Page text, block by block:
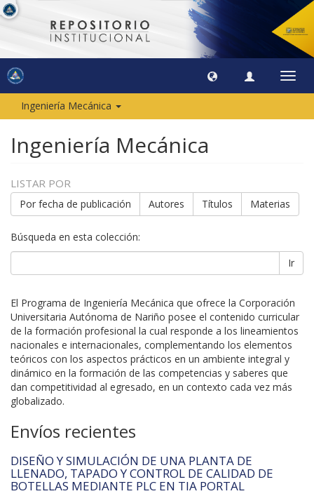
Ingeniería Mecánica
Ingeniería Mecánica
LISTAR POR
Por fecha de publicación Autores Títulos Materias
Búsqueda en esta colección:
Ir
El Programa de Ingeniería Mecánica que ofrece la Corporación
Universitaria Autónoma de Nariño posee el contenido curricular
de la formación profesional la cual responde a los lineamientos
nacionales e internacionales, complementando los elementos
teóricos con los aspectos prácticos en un ambiente integral y
dinámico en la formación de las competencias y saberes que
dan competitividad al egresado, en un contexto cada vez más
globalizado.
Envíos recientes
DISEÑO Y SIMULACIÓN DE UNA PLANTA DE
LLENADO, TAPADO Y CONTROL DE CALIDAD DE
BOTELLAS MEDIANTE PLC EN TIA PORTAL